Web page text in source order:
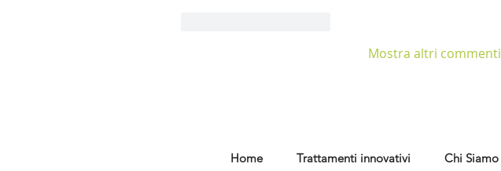
Mostra altri commenti
Home Trattamenti innovativi Chi Siamo